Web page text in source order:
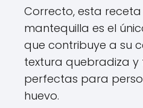
Correcto, esta receta
mantequilla es el
que contribuye a su
textura quebradiza y
perfectas para
huevo.